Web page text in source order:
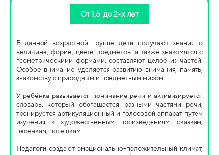
От 1,6 до 2-х лет
В данной возрастной группе дети получают знания о
величине, форме, цвете предметов, а также знакомятся с
геометрическими формами, составляют целое из частей.
Особое внимание уделяется развитию внимания, память,
знакомству с природным и предметным миром.
У ребёнка развивается понимание речи и активизируется
словарь, который обогащается разными частями речи,
тренируется артикуляционный и голосовой аппарат путём
изучения к художественным произведениям: сказкам,
песенкам, потешкам.
Педагоги создают эмоционально-положительный климат,